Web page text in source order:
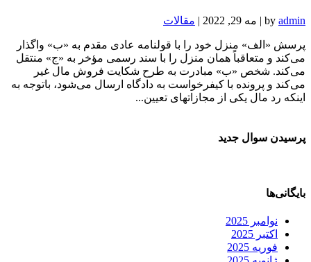
by admin
| مه 29, 2022 | مقالات
پرسش «الف» منزل خود را با قولنامه عادی مقدم به «ب» واگذار
می‌کند و متعاقباً همان منزل را با سند رسمی مؤخر به «ج» منتقل
می‌کند. شخص «ب» مبادرت به طرح شکایت فروش مال غیر
می‌کند و پرونده با کیفرخواست به دادگاه ارسال می‌شود، باتوجه به
اینکه رد مال یکی از مجازاتهای تعیین...
پرسیدن سوال جدید
بایگانی‌ها
نوامبر 2025
اکتبر 2025
فوریه 2025